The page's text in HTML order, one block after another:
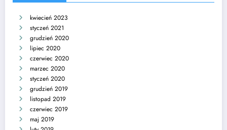
kwiecień 2023
styczeń 2021
grudzień 2020
lipiec 2020
czerwiec 2020
marzec 2020
styczeń 2020
grudzień 2019
listopad 2019
czerwiec 2019
maj 2019